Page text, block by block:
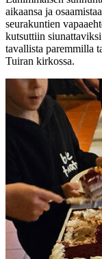
aikaansa ja
seurakuntien
kutsuttiin
tavallista paremmilla
Tuiran kirkossa.